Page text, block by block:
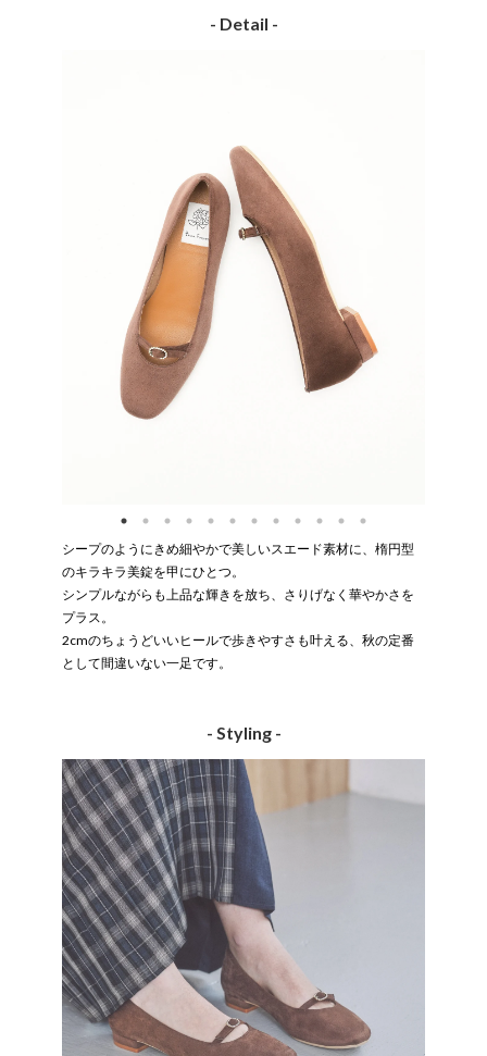
- Detail -
シープのようにきめ細やかで美しいスエード素材に、楕円型
のキラキラ美錠を甲にひとつ。
シンプルながらも上品な輝きを放ち、さりげなく華やかさを
プラス。
2cmのちょうどいいヒールで歩きやすさも叶える、秋の定番
として間違いない一足です。
- Styling -